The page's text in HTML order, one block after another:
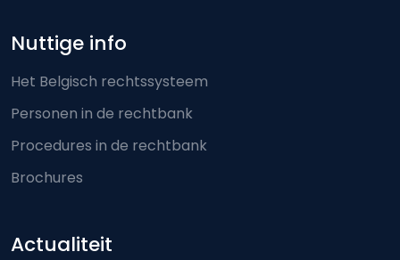
Nuttige info
Het Belgisch rechtssysteem
Personen in de rechtbank
Procedures in de rechtbank
Brochures
Actualiteit